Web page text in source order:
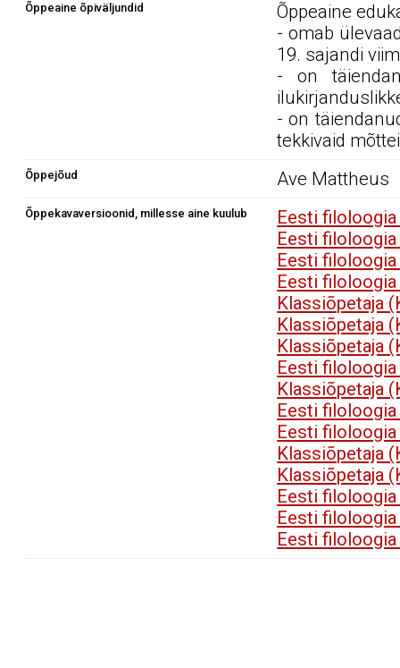
Õppeaine õpiväljundid
Õppeaine
- omab
19. sajandi
- on
- on
tekkivaid
Õppejõud Ave Mattheus
Õppekavaversioonid, millesse aine kuulub
Eesti
Eesti
Eesti
Eesti
Klassiõpetaja
Klassiõpetaja
Klassiõpetaja
Eesti
Klassiõpetaja
Eesti
Eesti
Klassiõpetaja
Klassiõpetaja
Eesti
Eesti
Eesti